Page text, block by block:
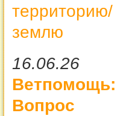
территорию/
землю
16.06.26
Ветпомощь:
Вопрос